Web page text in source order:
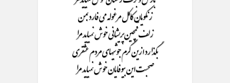
زنکویان کاکل مرغوله می فارد بمن
زلف قمچین پریشانی خوش نمیاید مرا
بگذارد ازین گرم جوشیهای مردم عشقری
صحبت این بیوفایان خوش نمیاید مرا